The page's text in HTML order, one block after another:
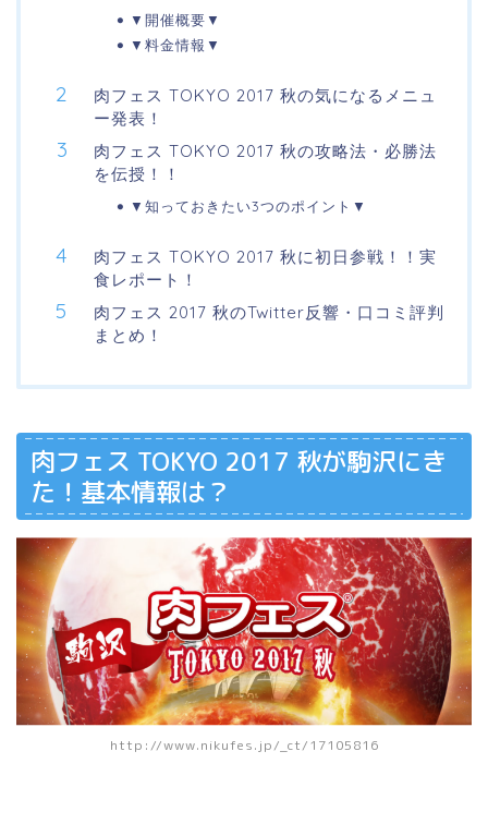
▼開催概要▼
▼料金情報▼
肉フェス TOKYO 2017 秋の気になるメニュ
ー発表！
肉フェス TOKYO 2017 秋の攻略法・必勝法
を伝授！！
▼知っておきたい3つのポイント▼
肉フェス TOKYO 2017 秋に初日参戦！！実
食レポート！
肉フェス 2017 秋のTwitter反響・口コミ評判
まとめ！
肉フェス TOKYO 2017 秋が駒沢にき
た！基本情報は？
http://www.nikufes.jp/_ct/17105816